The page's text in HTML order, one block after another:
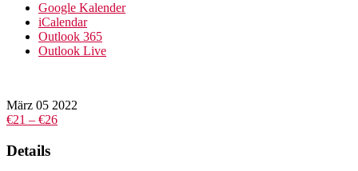
Google Kalender
iCalendar
Outlook 365
Outlook Live
März 05 2022
€21 – €26
Details